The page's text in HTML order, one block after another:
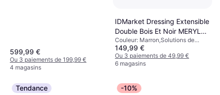
599,99 €
Ou 3 paiements de 199,99 €
4 magasins
IDMarket Dressing Extensible
Double Bois Et Noir MERYL
120/180 x 50 x 180 cm
Armoire
Couleur: Marron,Solutions de
Stockage: Étagères, Tiroirs
Coulissants
149,99 €
Ou 3 paiements de 49,99 €
6 magasins
Tendance -10%